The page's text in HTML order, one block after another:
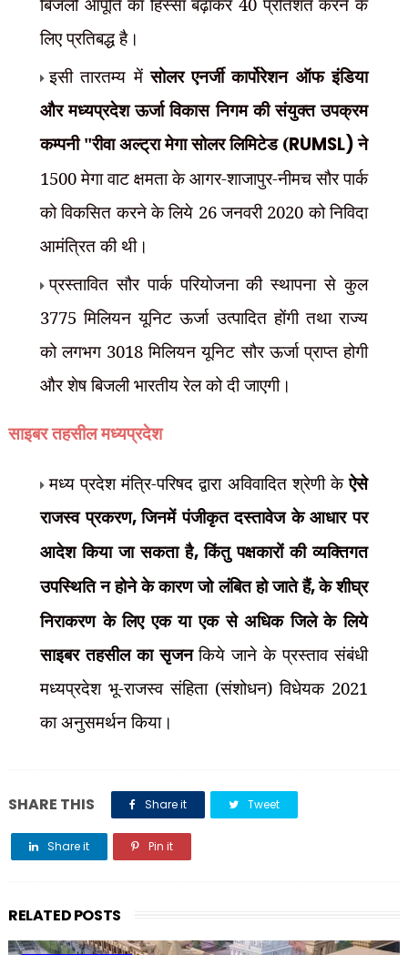
लिए प्रतिबद्ध है।
इसी तारतम्य मेंसोलर एनर्जी कार्पोरेशन ऑफ इंडिया
और मध्यप्रदेश ऊर्जा विकास निगम की संयुक्त उपक्रम
कम्पनी "रीवा अल्ट्रा मेगा सोलर लिमिटेड (RUMSL)ने
1500 मेगा वाट क्षमता के आगर-शाजापुर-नीमच सौर पार्क
को विकसित करने के लिये 26 जनवरी 2020 को निविदा
आमंत्रित की थी।
प्रस्तावित सौर पार्क परियोजना की स्थापना से कुल
3775 मिलियन यूनिट ऊर्जा उत्पादित होंगी तथा राज्य
को लगभग 3018 मिलियन यूनिट सौर ऊर्जा प्राप्त होगी
और शेष बिजली भारतीय रेल को दी जाएगी।
साइबर तहसील मध्यप्रदेश
मध्य प्रदेशमंत्रि-परिषद द्वारा अविवादित श्रेणी केऐसे
राजस्व प्रकरण,जिनमें पंजीकृत दस्तावेज के आधार पर
आदेश किया जा सकता है,किंतु पक्षकारों की व्यक्तिगत
उपस्थिति न होने के कारण जो लंबित हो जाते हैं,के शीघ्र
निराकरण के लिए एक या एक से अधिक जिले के लिये
साइबर तहसील का सृजनकिये जाने के प्रस्ताव संबंधी
मध्यप्रदेश भू-राजस्व संहिता (संशोधन) विधेयक 2021
का अनुसमर्थन किया।
SHARE THIS Share it Tweet
Share it Pin it
RELATED POSTS